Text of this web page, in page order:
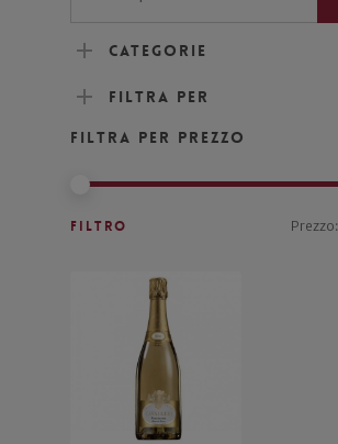
Categorie
Filtra per
Filtra per prezzo
Filtro Prezzo: